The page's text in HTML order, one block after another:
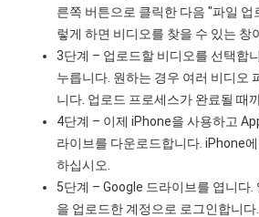
른쪽 버튼으로 클릭한 다음 "파일 업
렇게 하면 비디오를 찾을 수 있는 창
3단계 – 업로드할 비디오를 선택합
누릅니다. 원하는 경우 여러 비디오
니다. 업로드 프로세스가 완료될 때
4단계 – 이제 iPhone을 사용하고
라이브를 다운로드합니다. iPhone
하십시오.
5단계 – Google 드라이브를 엽니다.
을 업로드한 계정으로 로그인합니다.